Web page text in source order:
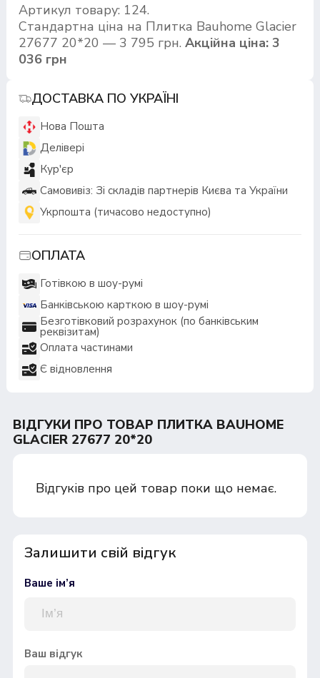
Артикул товару: 124.
Стандартна ціна на Плитка Bauhome Glacier
27677 20*20 — 3 795 грн. Акційна ціна: 3
036 грн
ДОСТАВКА ПО УКРАЇНІ
Нова Пошта
Делівері
Кур'єр
Самовивіз: Зі складів партнерів Києва та України
Укрпошта (тичасово недоступно)
ОПЛАТА
Готівкою в шоу-румі
Банківською карткою в шоу-румі
Безготівковий розрахунок (по банківським
реквізитам)
Оплата частинами
Є відновлення
ВІДГУКИ ПРО ТОВАР ПЛИТКА BAUHOME
GLACIER 27677 20*20
Відгуків про цей товар поки що немає.
Залишити свій відгук
Ваше ім’я
Ваш відгук